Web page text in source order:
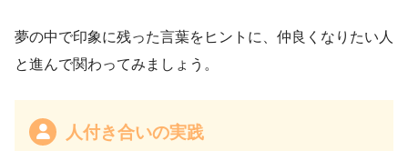
夢の中で印象に残った言葉をヒントに、仲良くなりたい人
と進んで関わってみましょう。
人付き合いの実践